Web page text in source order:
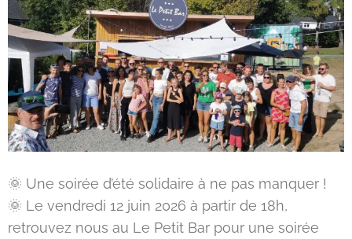
🌞 Une soirée d’été solidaire à ne pas manquer !
🌞 Le vendredi 12 juin 2026 à partir de 18h,
retrouvez nous au Le Petit Bar pour une soirée